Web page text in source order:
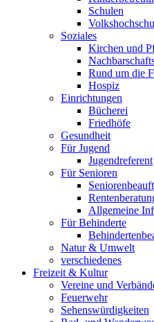
Schulen
Soziales
Kirchen und
Rund um die
Hospiz
Einrichtungen
Bücherei
Friedhöfe
Gesundheit
Für Jugend
Jugendreferent
Für Senioren
Allgemeine
Für Behinderte
Natur & Umwelt
verschiedenes
Freizeit & Kultur
Vereine und
Feuerwehr
Sehenswürdigkeiten